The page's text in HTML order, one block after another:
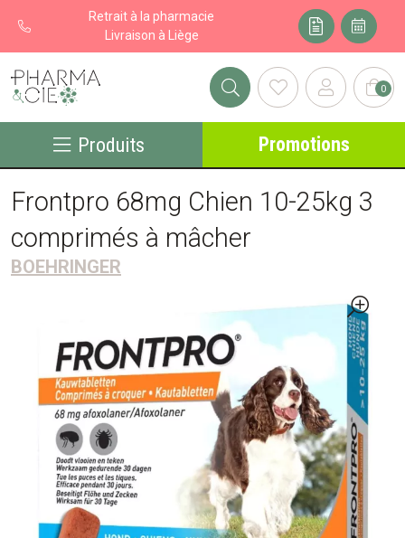
Retrait à la pharmacie
Livraison à Liège
Pharma&cie - Pharmacie des Franchises Votre export 0
Produits Promotions
Frontpro 68mg Chien 10-25kg 3
comprimés à mâcher
BOEHRINGER